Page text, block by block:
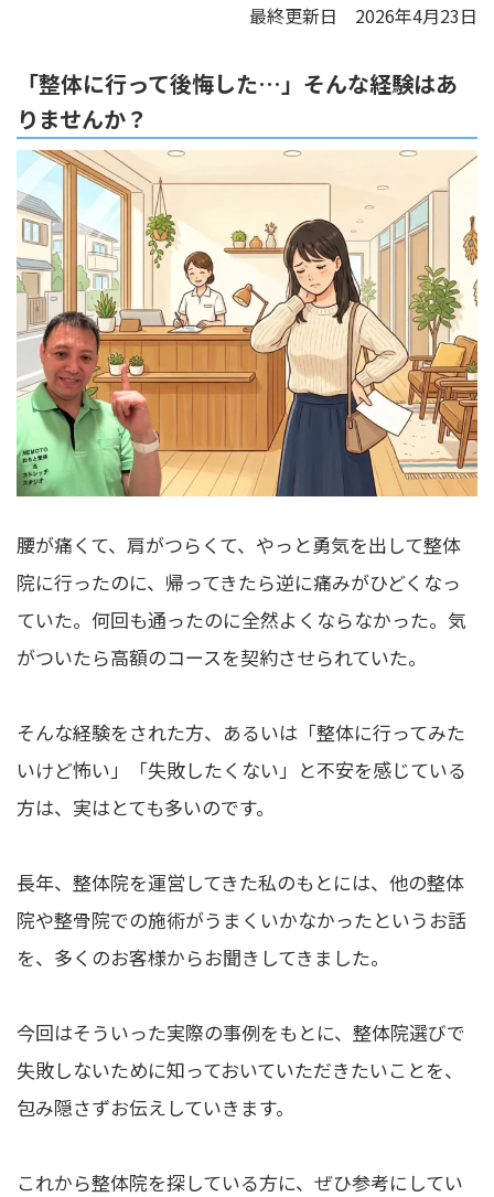
最終更新日 2026年4月23日
「整体に行って後悔した…」そんな経験はあ
りませんか？
腰が痛くて、肩がつらくて、やっと勇気を出して整体
院に行ったのに、帰ってきたら逆に痛みがひどくなっ
ていた。何回も通ったのに全然よくならなかった。気
がついたら高額のコースを契約させられていた。
そんな経験をされた方、あるいは「整体に行ってみた
いけど怖い」「失敗したくない」と不安を感じている
方は、実はとても多いのです。
長年、整体院を運営してきた私のもとには、他の整体
院や整骨院での施術がうまくいかなかったというお話
を、多くのお客様からお聞きしてきました。
今回はそういった実際の事例をもとに、整体院選びで
失敗しないために知っておいていただきたいことを、
包み隠さずお伝えしていきます。
これから整体院を探している方に、ぜひ参考にしてい